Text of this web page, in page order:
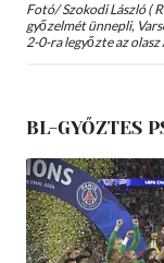
Fotó/ Szokodi László (
győzelmét ünnepli,
2-0-ra legyőzte az
BL-GYŐZTES